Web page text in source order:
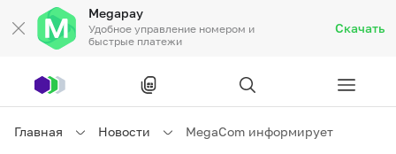
Megapay
Удобное управление номером и
быстрые платежи
Скачать
Главная Новости MegaCom информирует